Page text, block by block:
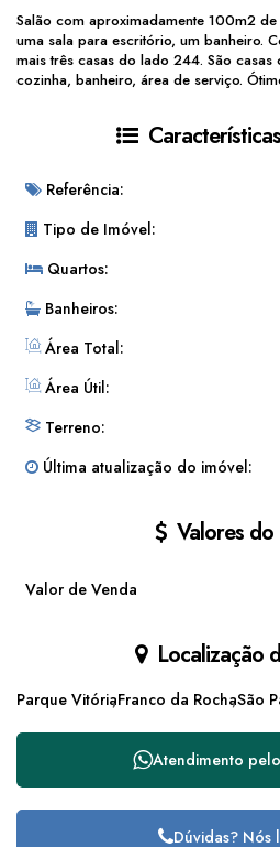
Salão com aproximadamente 100m2
uma sala para escritório, um banheiro.
mais três casas do lado 244. São
cozinha, banheiro, área de serviço.
Referência:
Tipo de Imóvel:
Quartos:
Banheiros:
Área Total:
Área Útil:
Terreno:
Última atualização do imóvel:
Valores do
Valor de Venda
Localização
Parque VitóriaFranco da RochaSão
Atendimento pelo
Dúvidas? Nós